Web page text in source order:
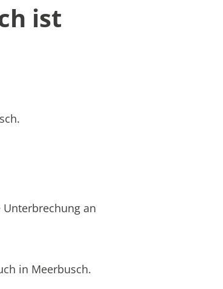
ist
an
in Meerbusch.